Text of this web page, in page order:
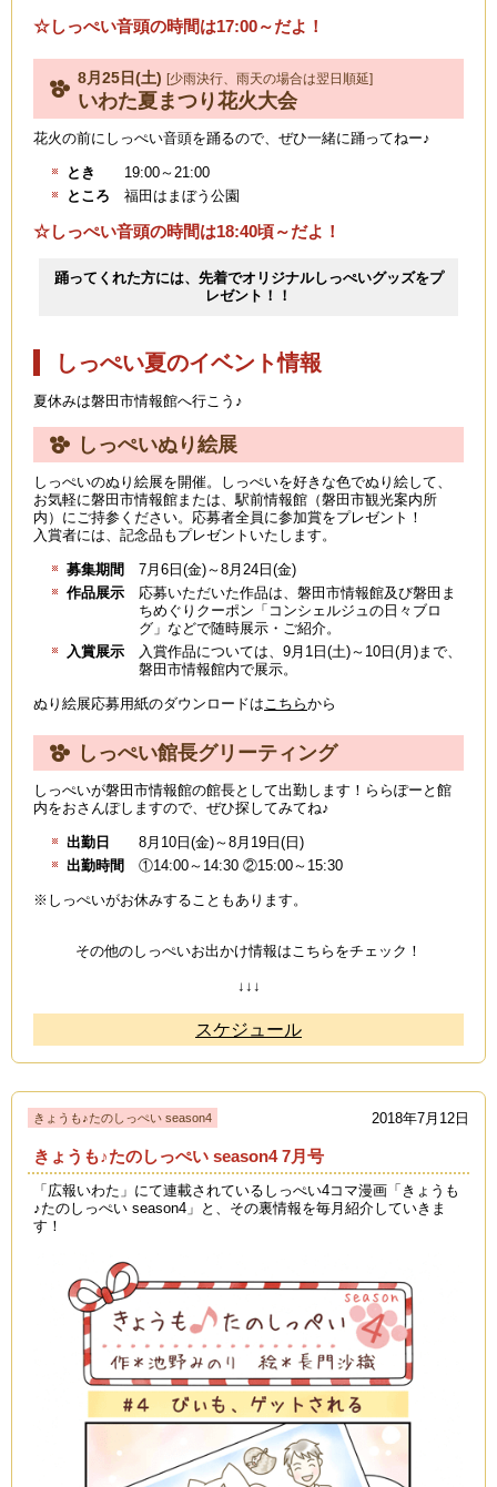
☆しっぺい音頭の時間は17:00～だよ！
8月25日(土) [少雨決行、雨天の場合は翌日順延]
いわた夏まつり花火大会
花火の前にしっぺい音頭を踊るので、ぜひ一緒に踊ってねー♪
とき
19:00～21:00
ところ
福田はまぼう公園
☆しっぺい音頭の時間は18:40頃～だよ！
踊ってくれた方には、先着でオリジナルしっぺいグッズをプ
レゼント！！
しっぺい夏のイベント情報
夏休みは磐田市情報館へ行こう♪
しっぺいぬり絵展
しっぺいのぬり絵展を開催。しっぺいを好きな色でぬり絵して、
お気軽に磐田市情報館または、駅前情報館（磐田市観光案内所
内）にご持参ください。応募者全員に参加賞をプレゼント！
入賞者には、記念品もプレゼントいたします。
募集期間
7月6日(金)～8月24日(金)
作品展示
応募いただいた作品は、磐田市情報館及び磐田ま
ちめぐりクーポン「コンシェルジュの日々ブロ
グ」などで随時展示・ご紹介。
入賞展示
入賞作品については、9月1日(土)～10日(月)まで、
磐田市情報館内で展示。
ぬり絵展応募用紙のダウンロードは こちらから
しっぺい館長グリーティング
しっぺいが磐田市情報館の館長として出勤します！ららぽーと館
内をおさんぽしますので、ぜひ探してみてね♪
出勤日
8月10日(金)～8月19日(日)
出勤時間
①14:00～14:30 ②15:00～15:30
※しっぺいがお休みすることもあります。
その他のしっぺいお出かけ情報はこちらをチェック！
↓↓↓
スケジュール
きょうも♪たのしっぺい season4 2018年7月12日
きょうも♪たのしっぺい season4 7月号
「広報いわた」にて連載されているしっぺい4コマ漫画「きょうも
♪たのしっぺい season4」と、その裏情報を毎月紹介していきま
す！